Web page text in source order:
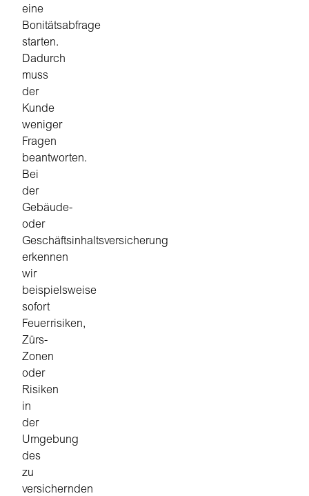
eine
Bonitätsabfrage
starten.
Dadurch
muss
der
Kunde
weniger
Fragen
beantworten.
Bei
der
Gebäude-
oder
Geschäftsinhaltsversicherung
erkennen
wir
beispielsweise
sofort
Feuerrisiken,
Zürs-
Zonen
oder
Risiken
in
der
Umgebung
des
zu
versichernden